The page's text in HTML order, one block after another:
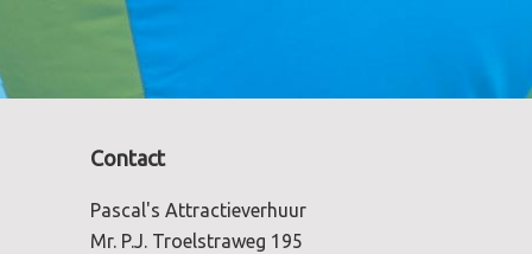
Contact
Pascal's Attractieverhuur
Mr. P.J. Troelstraweg 195